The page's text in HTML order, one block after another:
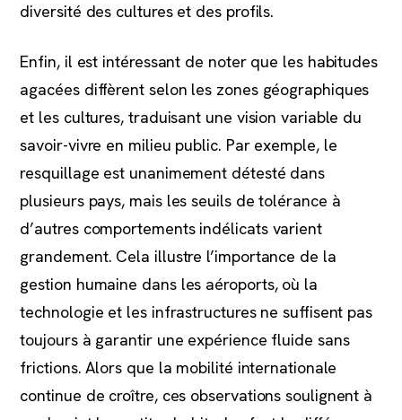
diversité des cultures et des profils.
Enfin, il est intéressant de noter que les habitudes
agacées diffèrent selon les zones géographiques
et les cultures, traduisant une vision variable du
savoir-vivre en milieu public. Par exemple, le
resquillage est unanimement détesté dans
plusieurs pays, mais les seuils de tolérance à
d’autres comportements indélicats varient
grandement. Cela illustre l’importance de la
gestion humaine dans les aéroports, où la
technologie et les infrastructures ne suffisent pas
toujours à garantir une expérience fluide sans
frictions. Alors que la mobilité internationale
continue de croître, ces observations soulignent à